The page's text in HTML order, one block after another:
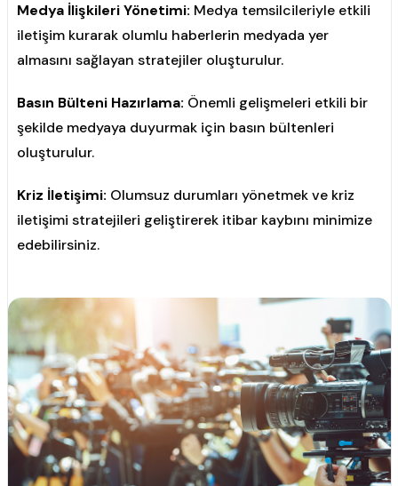
Medya İlişkileri Yönetimi: Medya temsilcileriyle etkili
iletişim kurarak olumlu haberlerin medyada yer
almasını sağlayan stratejiler oluşturulur.
Basın Bülteni Hazırlama: Önemli gelişmeleri etkili bir
şekilde medyaya duyurmak için basın bültenleri
oluşturulur.
Kriz İletişimi: Olumsuz durumları yönetmek ve kriz
iletişimi stratejileri geliştirerek itibar kaybını minimize
edebilirsiniz.